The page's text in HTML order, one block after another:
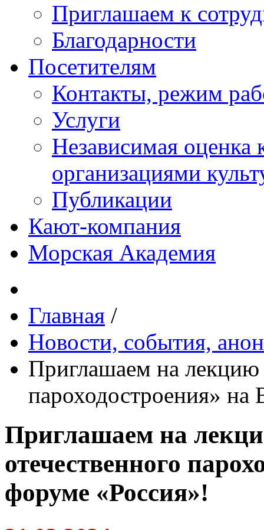
Приглашаем к
Благодарности
Посетителям
Контакты, режим
Услуги
Независимая оценка
организациями
Публикации
Кают-компания
Морская Академия
Главная /
Новости, события,
Приглашаем на лекцию
пароходостроения»
Приглашаем на
отечественного
форуме «Россия»!